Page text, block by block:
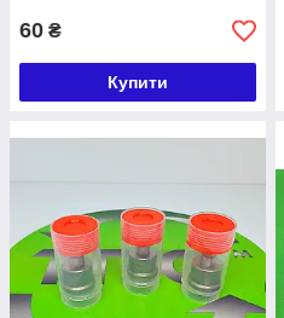
60 ₴
Купити